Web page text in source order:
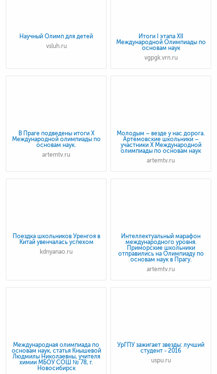
Научный Олимп для детей
vsluh.ru
Итоги I этапа XII
Международной Олимпиады по
основам наук
vgpgk.vrn.ru
В Праге подведены итоги X
Международной олимпиады по
основам наук.
artemtv.ru
Молодым – везде у нас дорога.
Артёмовские школьники –
участники X Международной
олимпиады по основам наук
artemtv.ru
Поездка школьников Уренгоя в
Китай увенчалась успехом
kdnyanao.ru
Интеллектуальный марафон
международного уровня.
Приморские школьники
отправились на Олимпиаду по
основам наук в Прагу.
artemtv.ru
Международная олимпиада по
основам наук, статья Кнышевой
Людмилы Николаевны, учителя
химии МБОУ СОШ № 78, г.
Новосибирск
УрГПУ зажигает звезды: лучший
студент - 2016
uspu.ru